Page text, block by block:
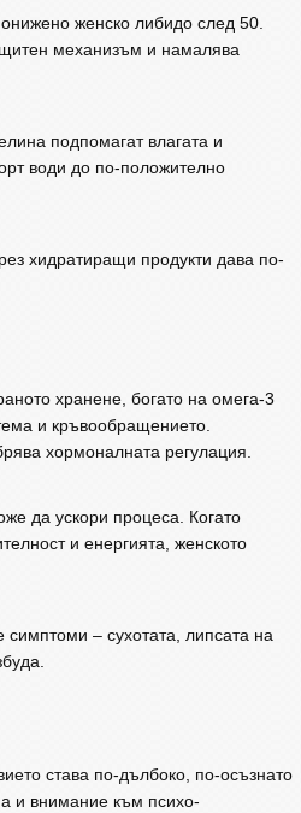
женско либидо след 50.
механизъм и намалява
подпомагат влагата и
води до по-положително
хидратиращи продукти дава по-
хранене, богато на омега-3
и кръвообращението.
хормоналната регулация.
да ускори процеса. Когато
и енергията, женското
– сухотата, липсата на
става по-дълбоко, по-осъзнато
и внимание към психо-